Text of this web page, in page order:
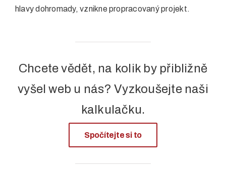
hlavy dohromady, vznikne propracovaný projekt.
Chcete vědět, na kolik by přibližně
vyšel web u nás? Vyzkoušejte naši
kalkulačku.
Spočítejte si to